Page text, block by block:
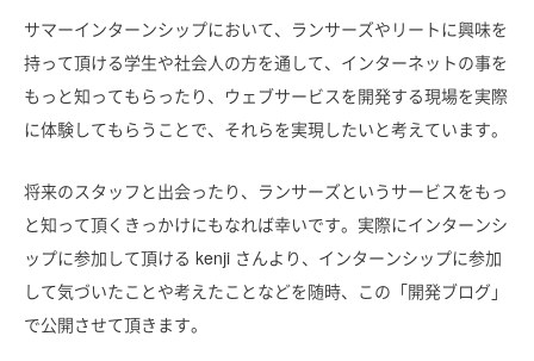
サマーインターンシップにおいて、ランサーズやリートに興味を
持って頂ける学生や社会人の方を通して、インターネットの事を
もっと知ってもらったり、ウェブサービスを開発する現場を実際
に体験してもらうことで、それらを実現したいと考えています。
将来のスタッフと出会ったり、ランサーズというサービスをもっ
と知って頂くきっかけにもなれば幸いです。実際にインターンシ
ップに参加して頂ける kenji さんより、インターンシップに参加
して気づいたことや考えたことなどを随時、この「開発ブログ」
で公開させて頂きます。